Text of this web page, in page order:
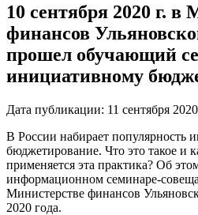
10 сентября 2020 г. в
финансов
прошел обучающий
инициативному
Дата публикации: 11 сентября 2020
В России набирает популярность
бюджетирование. Что это такое и
применяется эта практика? Об
информационном семинаре-
Министерстве финансов
2020 года.